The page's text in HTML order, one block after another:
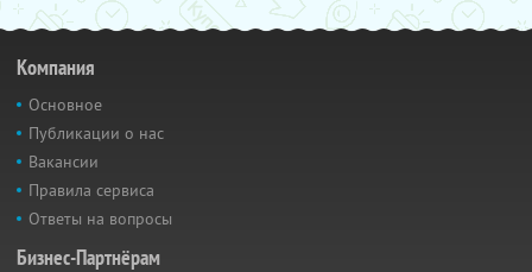
Компания
Основное
Публикации о нас
Вакансии
Правила сервиса
Ответы на вопросы
Бизнес-Партнёрам